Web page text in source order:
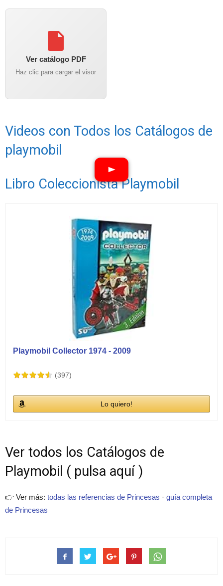
Ver catálogo PDF
Haz clic para cargar el visor
Videos con Todos los Catálogos de
playmobil
Libro Coleccionista Playmobil
Playmobil Collector 1974 - 2009
(397)
Lo quiero!
Ver todos los Catálogos de
Playmobil ( pulsa aquí )
👉 Ver más: todas las referencias de Princesas · guía completa
de Princesas